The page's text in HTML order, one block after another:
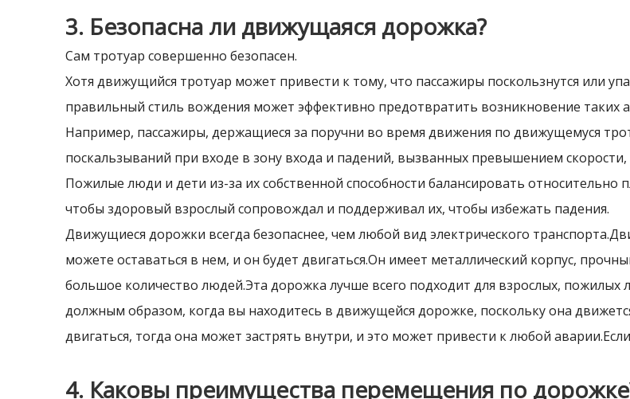
3. Безопасна ли движущаяся дорожка?
Сам тротуар совершенно безопасен.
Хотя движущийся тротуар может привести к тому, что пассажиры поскользнутся или
правильный стиль вождения может эффективно предотвратить возникновение таких
Например, пассажиры, держащиеся за поручни во время движения по движущемуся
поскальзываний при входе в зону входа и падений, вызванных превышением
Пожилые люди и дети из-за их собственной способности балансировать относительно
чтобы здоровый взрослый сопровождал и поддерживал их, чтобы избежать падения.
Движущиеся дорожки всегда безопаснее, чем любой вид электрического
можете оставаться в нем, и он будет двигаться.Он имеет металлический корпус,
большое количество людей.Эта дорожка лучше всего подходит для взрослых,
должным образом, когда вы находитесь в движущейся дорожке, поскольку она
двигаться, тогда она может застрять внутри, и это может привести к любой
4. Каковы преимущества перемещения по